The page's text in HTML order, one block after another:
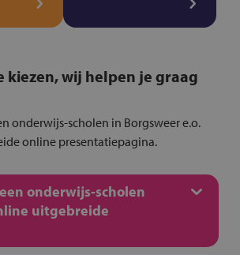
kiezen, wij helpen je graag
onderwijs-scholen in Borgsweer e.o.
online presentatiepagina.
onderwijs-scholen
uitgebreide